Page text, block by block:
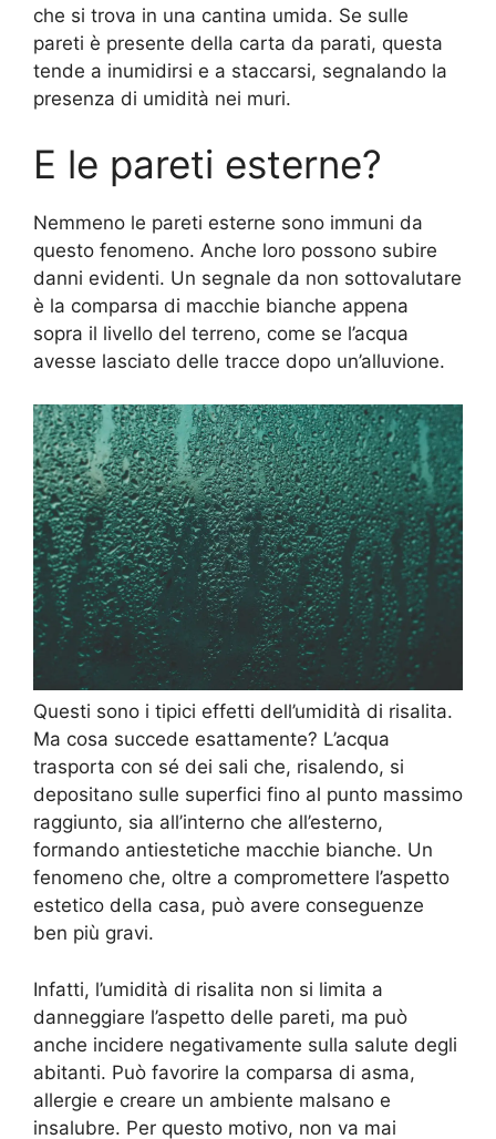
che si trova in una cantina umida. Se sulle
pareti è presente della carta da parati, questa
tende a inumidirsi e a staccarsi, segnalando la
presenza di umidità nei muri.
E le pareti esterne?
Nemmeno le pareti esterne sono immuni da
questo fenomeno. Anche loro possono subire
danni evidenti. Un segnale da non sottovalutare
è la comparsa di macchie bianche appena
sopra il livello del terreno, come se l’acqua
avesse lasciato delle tracce dopo un’alluvione.
Questi sono i tipici effetti dell’umidità di risalita.
Ma cosa succede esattamente? L’acqua
trasporta con sé dei sali che, risalendo, si
depositano sulle superfici fino al punto massimo
raggiunto, sia all’interno che all’esterno,
formando antiestetiche macchie bianche. Un
fenomeno che, oltre a compromettere l’aspetto
estetico della casa, può avere conseguenze
ben più gravi.
Infatti, l’umidità di risalita non si limita a
danneggiare l’aspetto delle pareti, ma può
anche incidere negativamente sulla salute degli
abitanti. Può favorire la comparsa di asma,
allergie e creare un ambiente malsano e
insalubre. Per questo motivo, non va mai